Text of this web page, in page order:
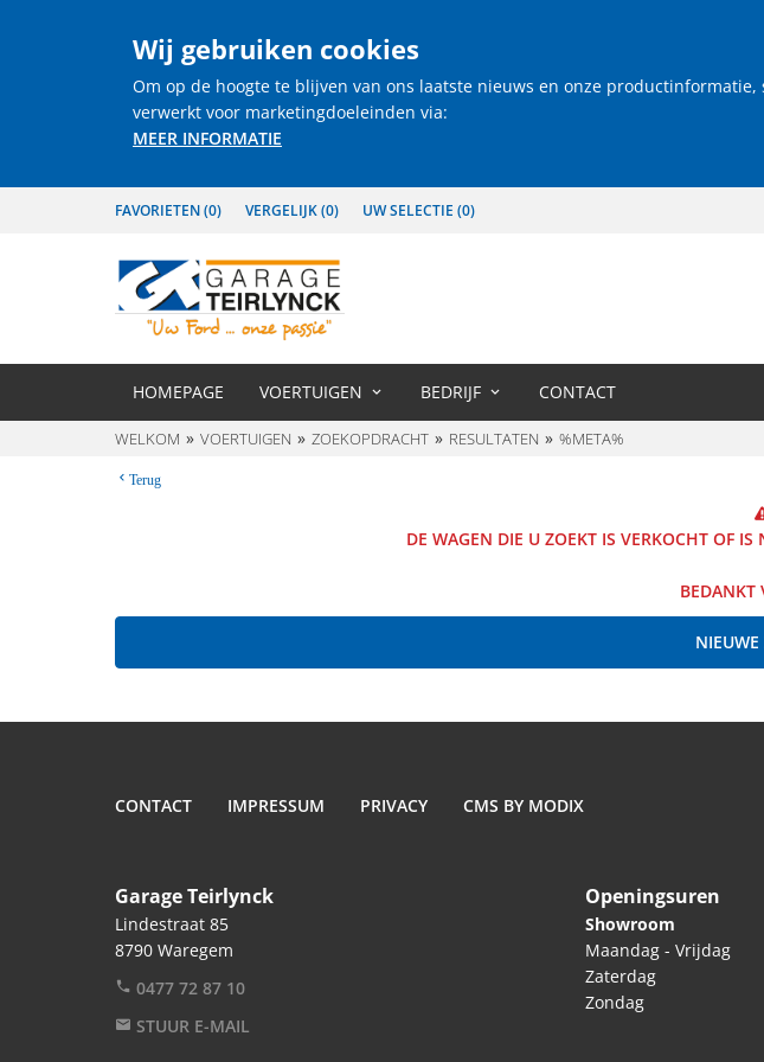
Wij gebruiken cookies
Om op de hoogte te blijven van ons laatste nieuws en onze
verwerkt voor marketingdoeleinden via:
MEER INFORMATIE
FAVORIETEN (0) VERGELIJK (0) UW SELECTIE (0)
HOMEPAGE VOERTUIGEN BEDRIJF CONTACT
WELKOM VOERTUIGEN ZOEKOPDRACHT RESULTATEN %META%
Terug
DE WAGEN DIE U ZOEKT IS VERKOCHT OF
BEDANKT
CONTACT IMPRESSUM PRIVACY CMS BY MODIX
Garage Teirlynck
Lindestraat 85
8790 Waregem
0477 72 87 10
STUUR E-MAIL
Openingsuren
Showroom
Maandag - Vrijdag
Zaterdag
Zondag